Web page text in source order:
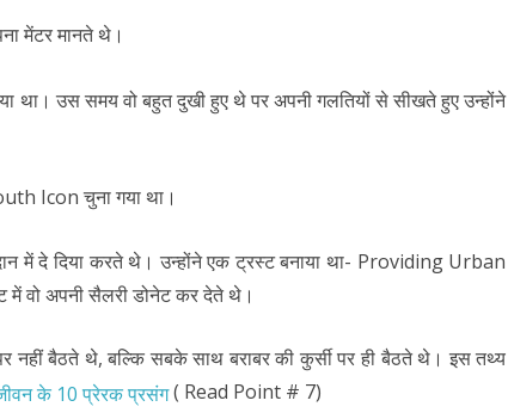
मेंटर मानते थे।
था। उस समय वो बहुत दुखी हुए थे पर अपनी गलतियों से सीखते हुए उन्होंने
Icon चुना गया था।
में दे दिया करते थे। उन्होंने एक ट्रस्ट बनाया था- Providing Urban
वो अपनी सैलरी डोनेट कर देते थे।
नहीं बैठते थे, बल्कि सबके साथ बराबर की कुर्सी पर ही बैठते थे। इस तथ्य
के 10 प्रेरक प्रसंग( Read Point # 7)